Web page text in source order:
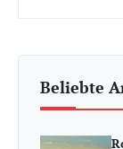
Beliebte